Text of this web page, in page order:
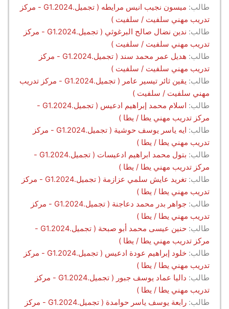
طالب:
ميسون نجيب انيس مرايطه ( تجميل.G1.2024 - مركز
تدريب مهني سلفيت / سلفيت )
طالب:
ندين نضال صالح البرغوثي ( تجميل.G1.2024 - مركز
تدريب مهني سلفيت / سلفيت )
طالب:
هديل عمر محمد سند ( تجميل.G1.2024 - مركز
تدريب مهني سلفيت / سلفيت )
طالب:
يقين ثائر تيسير عامر ( تجميل.G1.2024 - مركز تدريب
مهني سلفيت / سلفيت )
طالب:
اسلام محمد إبراهيم ادعيس ( تجميل.G1.2024 -
مركز تدريب مهني يطا / يطا )
طالب:
ايه ياسر يوسف حوشية ( تجميل.G1.2024 - مركز
تدريب مهني يطا / يطا )
طالب:
بتول محمد ابراهيم ادعيسات ( تجميل.G1.2024 -
مركز تدريب مهني يطا / يطا )
طالب:
تغريد عايش سلمي عزازمة ( تجميل.G1.2024 - مركز
تدريب مهني يطا / يطا )
طالب:
جواهر بدر محمد دعاجنة ( تجميل.G1.2024 - مركز
تدريب مهني يطا / يطا )
طالب:
حنين عيسى محمد أبو صبحة ( تجميل.G1.2024 -
مركز تدريب مهني يطا / يطا )
طالب:
خلود إبراهيم عودة ادعيس ( تجميل.G1.2024 - مركز
تدريب مهني يطا / يطا )
طالب:
داليا عماد يوسف جبور ( تجميل.G1.2024 - مركز
تدريب مهني يطا / يطا )
طالب:
رابعة يوسف ياسر حوامدة ( تجميل.G1.2024 - مركز